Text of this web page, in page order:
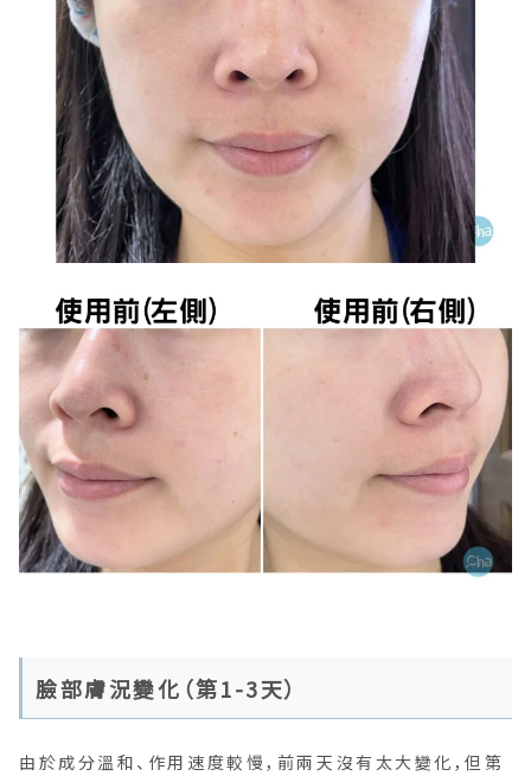
臉部膚況變化（第1-3天）
由於成分溫和、作用速度較慢，前兩天沒有太大變化，但第